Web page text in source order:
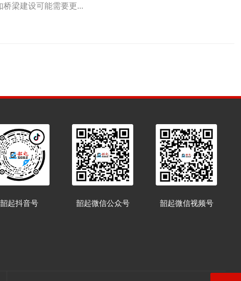
梁建设可能需要更...
韶起抖音号 韶起微信公众号 韶起微信视频号